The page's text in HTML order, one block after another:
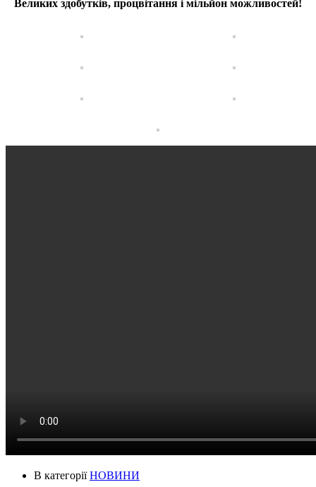
Великих здобутків, процвітання і мільйон можливостей!
В категоріїНОВИНИ